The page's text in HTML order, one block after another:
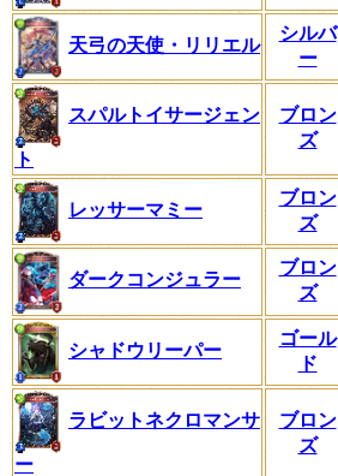
天弓の天使・リリエル
シルバ
ー
スパルトイサージェン
ト
ブロン
ズ
レッサーマミー
ブロン
ズ
ダークコンジュラー
ブロン
ズ
シャドウリーパー
ゴール
ド
ラビットネクロマンサ
ー
ブロン
ズ